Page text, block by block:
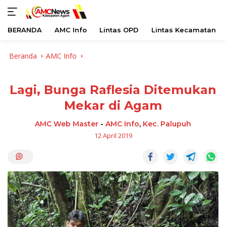
BERANDA AMC Info Lintas OPD Lintas Kecamatan
Beranda AMC Info
Lagi, Bunga Raflesia Ditemukan
Mekar di Agam
AMC Web Master - AMC Info, Kec. Palupuh
12 April 2019